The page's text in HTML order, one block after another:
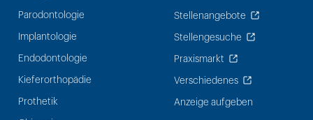
Parodontologie
Implantologie
Endodontologie
Kieferorthopädie
Prothetik
Stellenangebote
Stellengesuche
Praxismarkt
Verschiedenes
Anzeige aufgeben